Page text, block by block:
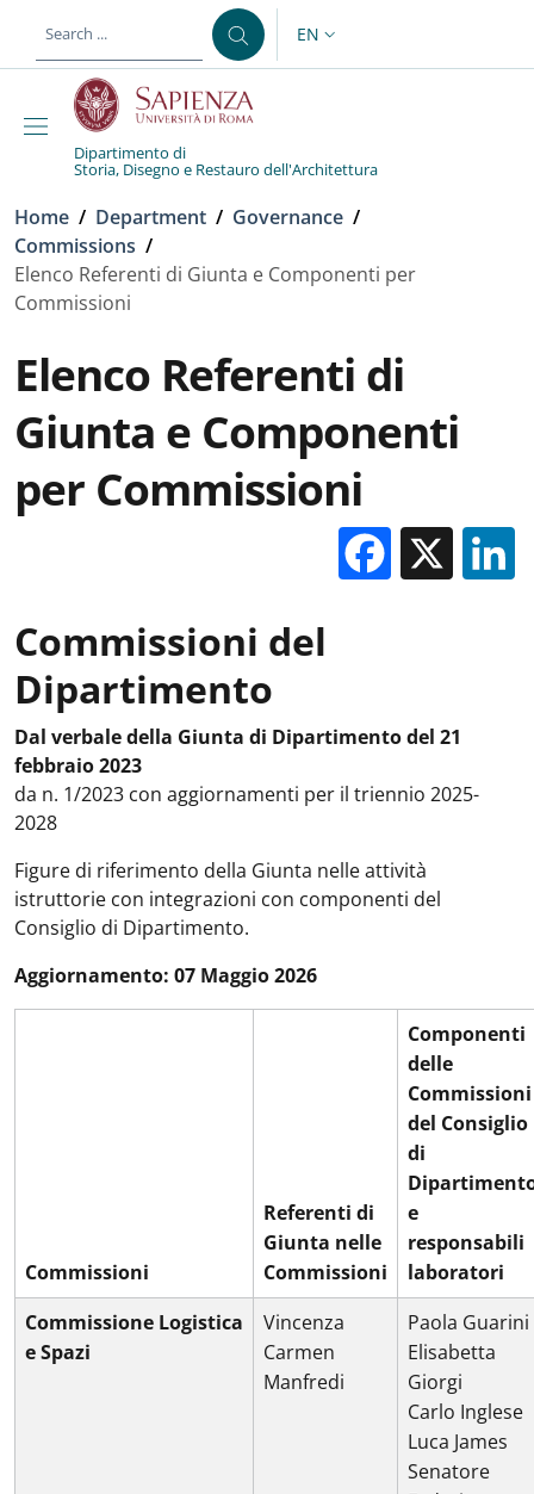
LANGUAGE SWITCHER:
EN
Dipartimento di
Storia, Disegno e Restauro dell'Architettura
Breadcrumb
Home / Department / Governance /
Commissions /
Elenco Referenti di Giunta e Componenti per
Commissioni
Elenco Referenti di
Giunta e Componenti
per Commissioni
X
Commissioni del
Dipartimento
Dal verbale della Giunta di Dipartimento del 21
febbraio 2023
da n. 1/2023 con aggiornamenti per il triennio 2025-
2028
Figure di riferimento della Giunta nelle attività
istruttorie con integrazioni con componenti del
Consiglio di Dipartimento.
Aggiornamento: 07 Maggio 2026
Commissioni
Referenti di
Giunta nelle
Commissioni
Componenti
delle
Commissioni
del Consiglio
di
e
responsabili
laboratori
Commissione Logistica
e Spazi
Vincenza
Carmen
Manfredi
Paola Guarini
Elisabetta
Giorgi
Carlo Inglese
Luca James
Senatore